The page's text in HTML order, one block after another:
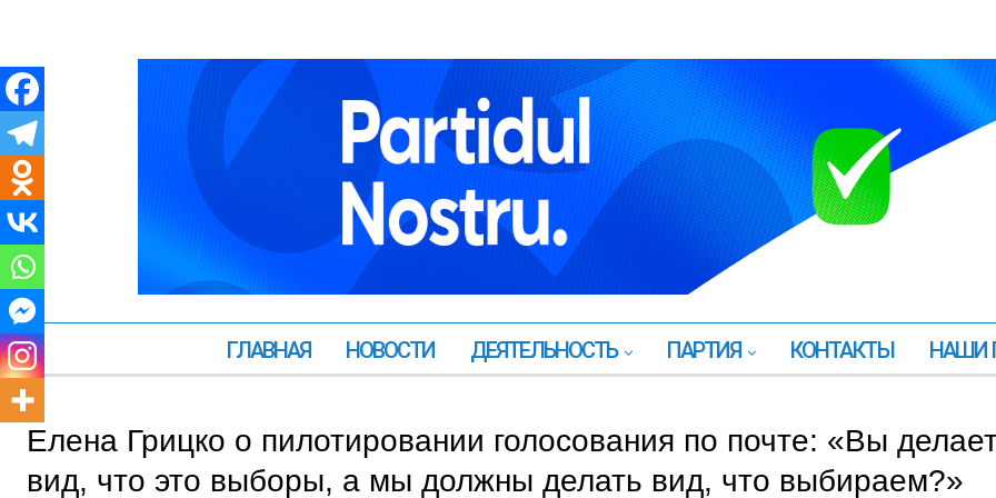
ГЛАВНАЯ НОВОСТИ ДЕЯТЕЛЬНОСТЬ ПАРТИЯ КОНТАКТЫ НАШИ
Елена Грицко о пилотировании голосования по почте: «Вы
вид, что это выборы, а мы должны делать вид, что выбираем?»